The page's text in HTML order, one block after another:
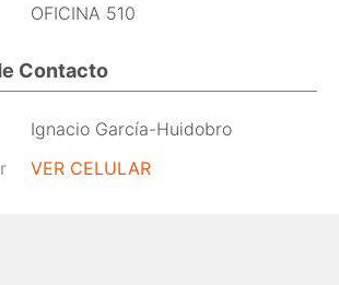
OFICINA 510
Contacto
Ignacio García-Huidobro
VER CELULAR